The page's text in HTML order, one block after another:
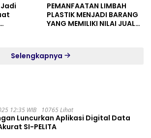
PEMANFAATAN LIMBAH
PLASTIK MENJADI BARANG
YANG MEMILIKI NILAI JUAL
Selengkapnya
12:35 WIB 10765 Lihat
Luncurkan Aplikasi Digital Data
SI-PELITA